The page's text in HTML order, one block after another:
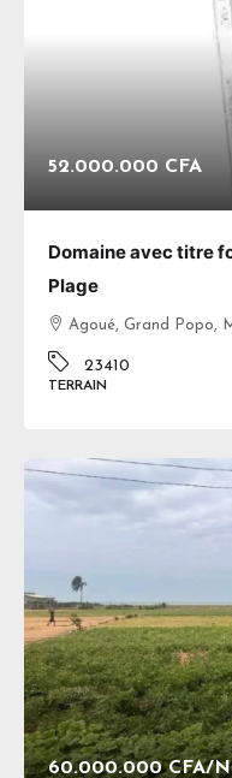
52.000.000 CFA
Domaine avec titre
Plage
Agoué, Grand Popo,
23410
TERRAIN
60.000.000 CFA/